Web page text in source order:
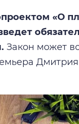
«О
Закон может